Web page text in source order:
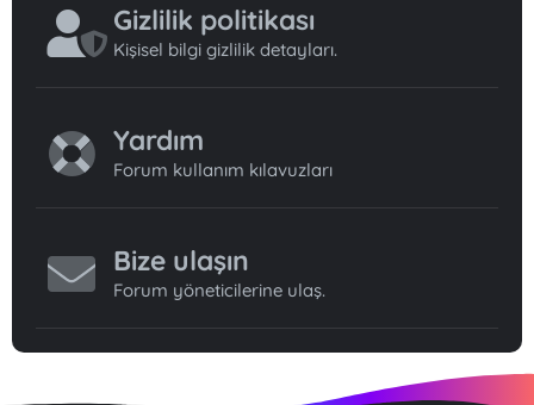
Gizlilik politikası
Kişisel bilgi gizlilik detayları.
Yardım
Forum kullanım kılavuzları
Bize ulaşın
Forum yöneticilerine ulaş.